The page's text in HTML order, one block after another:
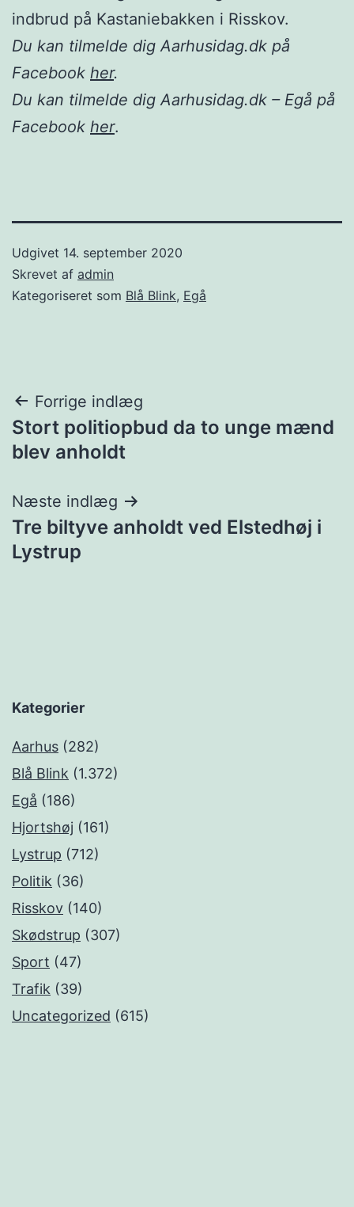
indbrud på Kastaniebakken i Risskov.
Du kan tilmelde dig Aarhusidag.dk på
Facebook her.
Du kan tilmelde dig Aarhusidag.dk – Egå på
Facebook her.
Udgivet 14. september 2020
Skrevet af admin
Kategoriseret som Blå Blink, Egå
Indlægsnavigation
Forrige indlæg
Stort politiopbud da to unge mænd
blev anholdt
Næste indlæg
Tre biltyve anholdt ved Elstedhøj i
Lystrup
Kategorier
Aarhus (282)
Blå Blink (1.372)
Egå (186)
Hjortshøj (161)
Lystrup (712)
Politik (36)
Risskov (140)
Skødstrup (307)
Sport (47)
Trafik (39)
Uncategorized (615)